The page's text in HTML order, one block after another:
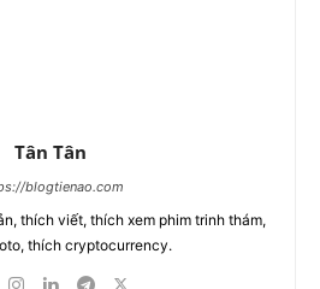
Tân Tân
blogtienao.com
thích viết, thích xem phim trinh thám,
thích cryptocurrency.